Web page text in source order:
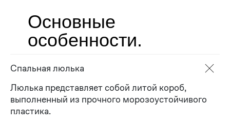
Основные
особенности.
Спальная люлька
Люлька представляет собой литой короб,
выполненный из прочного морозоустойчивого
пластика.